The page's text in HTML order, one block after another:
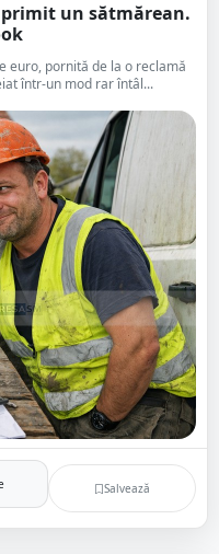
primit un sătmărean.
euro, pornită de la o reclamă
într-un mod rar întâl...
Salvează